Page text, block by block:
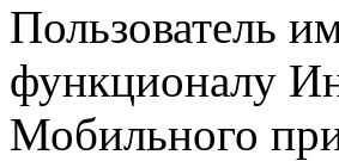
Пользователь
функционалу
Мобильного